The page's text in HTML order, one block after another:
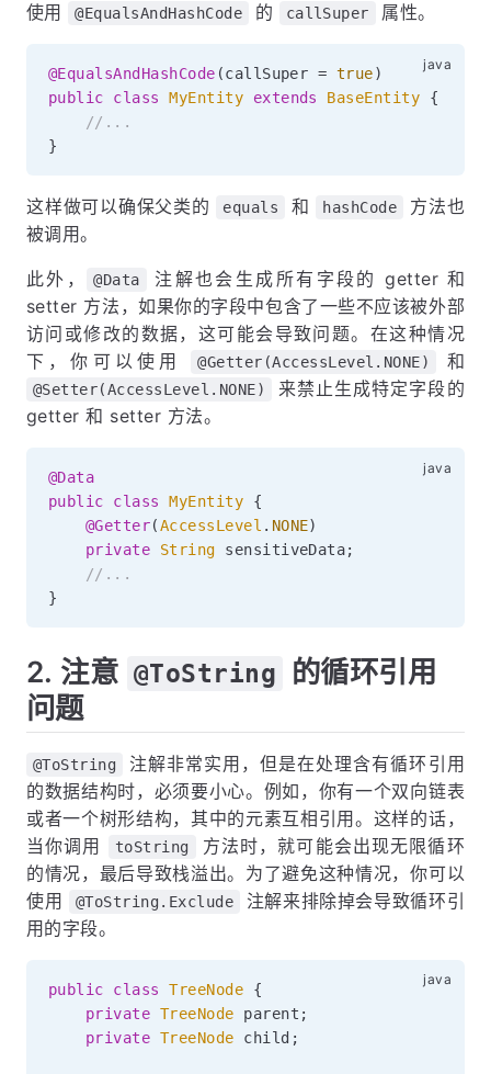
使用
@EqualsAndHashCode 的 callSuper 属性。
@EqualsAndHashCode (callSuper = true)
public
class MyEntity extends BaseEntity
{
//...
}
这样做可以确保父类的 equals 和 hashCode
方法也
被调用。
此外， @Data
注解也会生成所有字段的 getter 和
setter 方法，如果你的字段中包含了一些不应该被外部
访问或修改的数据，这可能会导致问题。在这种情况
下，你可以使用
@Getter(AccessLevel.NONE) 和
@Setter(AccessLevel.NONE)
来禁止生成特定字段的
getter 和 setter 方法。
@Data
public
class MyEntity
{
@Getter(AccessLevel . NONE)
private
String sensitiveData;
//...
}
2. 注意 @ToString
的循环引用
问题
@ToString
注解非常实用，但是在处理含有循环引用
的数据结构时，必须要小心。例如，你有一个双向链表
或者一个树形结构，其中的元素互相引用。这样的话，
当你调用
toString
方法时，就可能会出现无限循环
的情况，最后导致栈溢出。为了避免这种情况，你可以
使用
@ToString.Exclude
注解来排除掉会导致循环引
用的字段。
public class TreeNode
{
private TreeNode parent ;
private TreeNode child ;